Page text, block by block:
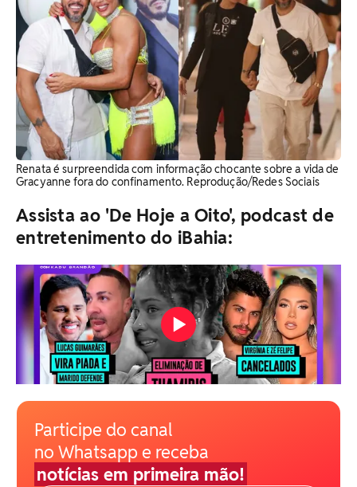
Renata é surpreendida com informação chocante sobre a vida de
Gracyanne fora do confinamento. Reprodução/Redes Sociais
Assista ao 'De Hoje a Oito', podcast de
entretenimento do iBahia:
Participe do canal
no Whatsapp e receba
notícias em primeira mão!